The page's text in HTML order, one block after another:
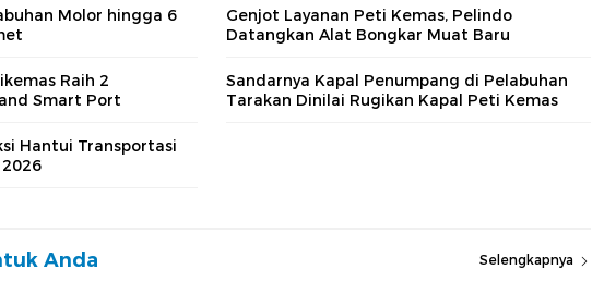
Molor hingga 6
Genjot Layanan Peti Kemas, Pelindo
Datangkan Alat Bongkar Muat Baru
Raih 2
Smart Port
Sandarnya Kapal Penumpang di Pelabuhan
Tarakan Dinilai Rugikan Kapal Peti Kemas
Hantui Transportasi
Anda Selengkapnya